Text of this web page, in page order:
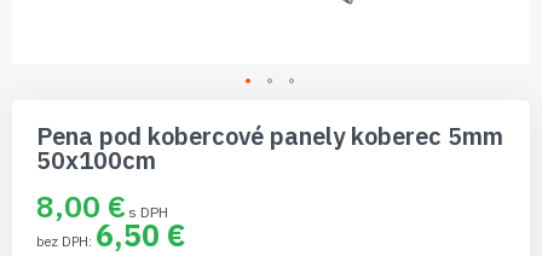
začiatok
galérie
Pena pod kobercové panely koberec 5mm
50x100cm
8,00 €
6,50 €